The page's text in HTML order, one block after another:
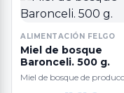
ALIMENTACIÓN FELGO
Miel de bosque
Baronceli. 500 g.
Miel de bosque de